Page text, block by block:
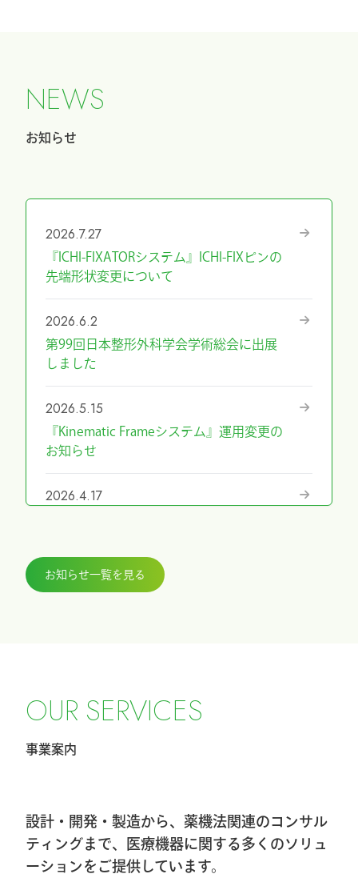
NEWS
お知らせ
2026.7.27
『ICHI-FIXATORシステム』ICHI-FIXピンの
先端形状変更について
2026.6.2
第99回日本整形外科学会学術総会に出展
しました
2026.5.15
『Kinematic Frameシステム』運用変更の
お知らせ
2026.4.17
2026.3.27
せ
2026.2.20
2026.1.8
第40回東日本手外科研究会出展＆ハンズ
お知らせ一覧を見る
OUR SERVICES
事業案内
設計・開発・製造から、薬機法関連のコンサル
ティングまで、医療機器に関する多くのソリュ
ーションをご提供しています。